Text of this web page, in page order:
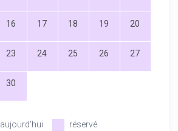
16 17 18 19 20
23 24 25 26 27
30
aujourd'hui réservé